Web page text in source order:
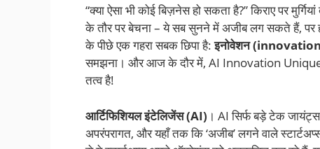
“क्या ऐसा भी कोई बिज़नेस हो सकता है?” किराए पर
के तौर पर बेचना – ये सब सुनने में अजीब लग सकते हैं, पर
के पीछे एक गहरा सबक छिपा है:इनोवेशन
समझना। और आज के दौर में, AI Innovation
तत्व है!
आर्टिफिशियल इंटेलिजेंस (AI) । AI सिर्फ बड़े टेक जायंट्स
अपरंपरागत, और यहाँ तक कि ‘अजीब’ लगने वाले